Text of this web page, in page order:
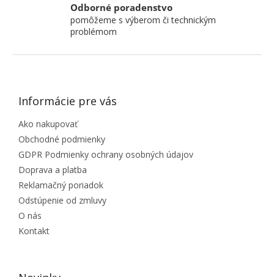
Odborné poradenstvo
pomôžeme s výberom či technickým
problémom
ZÁPÄTIE
Informácie pre vás
Ako nakupovať
Obchodné podmienky
GDPR Podmienky ochrany osobných údajov
Doprava a platba
Reklamačný poriadok
Odstúpenie od zmluvy
O nás
Kontakt